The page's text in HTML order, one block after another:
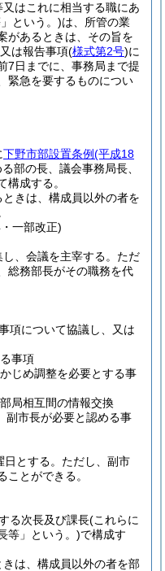
はこれに相当する職にあ
という。)は、所管の業
があるときは、その旨を
又は報告事項(様式第2号)に
7日までに、事務局まで提
緊急を要するものについ
下野市部設置条例(平成18
部の長、議会事務局長、
構成する。
きは、構成員以外の者を
一部改正)
、会議を主宰する。 ただ
総務部長がその職務を代
項について協議し、又は
事項
じめ調整を必要とする事
局相互間の情報交換
副市長が必要と認める事
とする。 ただし、副市
とができる。
る次長及び課長(これらに
等」という。)で構成す
は、構成員以外の者を部